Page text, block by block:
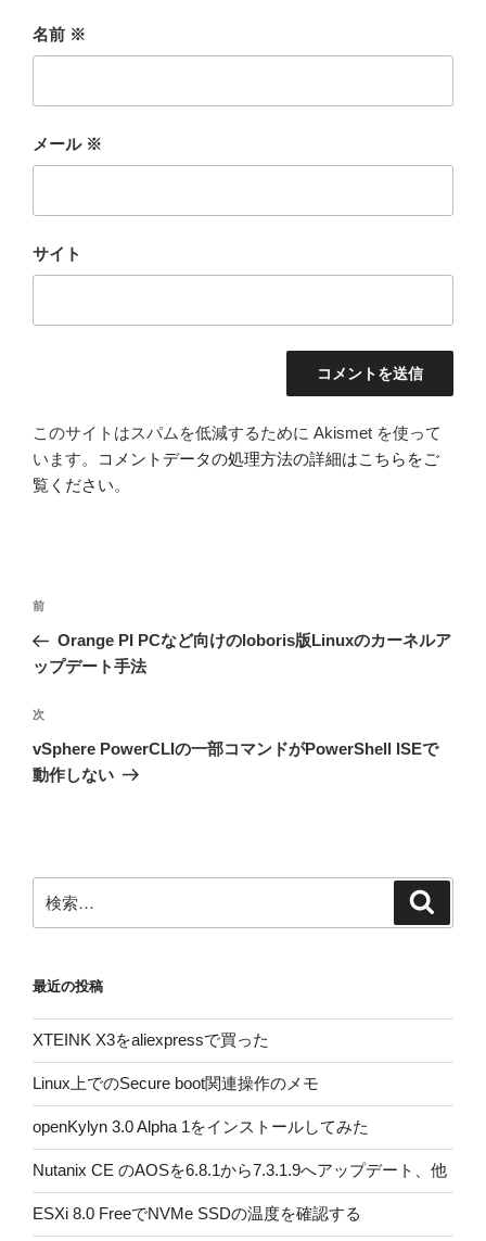
名前 ※
メール ※
サイト
このサイトはスパムを低減するために Akismet を使って
います。
コメントデータの処理方法の詳細はこちらをご
覧ください。
投
ナ
ゲ
ー
シ
前
の
投
前
Orange PI PCなど向けのloboris版Linuxのカーネルア
ップデート手法
次
の
投
次
vSphere PowerCLIの一部コマンドがPowerShell ISEで
動作しない
索:
最近の投稿
XTEINK X3をaliexpressで買った
Linux上でのSecure boot関連操作のメモ
openKylyn 3.0 Alpha 1をインストールしてみた
Nutanix CE のAOSを6.8.1から7.3.1.9へアップデート、他
ESXi 8.0 FreeでNVMe SSDの温度を確認する